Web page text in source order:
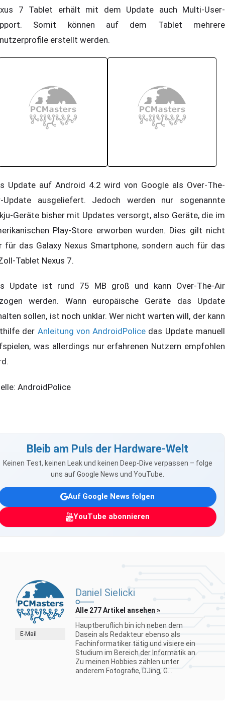
7 Tablet erhält mit dem Update auch Multi-User-
Somit können auf dem Tablet mehrere
erstellt werden.
Update auf Android 4.2 wird von Google als Over-The-
Update ausgeliefert. Jedoch werden nur sogenannte
Geräte bisher mit Updates versorgt, also Geräte, die im
Play-Store erworben wurden. Dies gilt nicht
für das Galaxy Nexus Smartphone, sondern auch für das
Tablet Nexus 7.
Update ist rund 75 MB groß und kann Over-The-Air
werden. Wann europäische Geräte das Update
sollen, ist noch unklar. Wer nicht warten will, der kann
der Anleitung von AndroidPolice das Update manuell
was allerdings nur erfahrenen Nutzern empfohlen
AndroidPolice
Bleib am Puls der Hardware-Welt
Keinen Test, keinen Leak und keinen Deep-Dive verpassen – folge
uns auf Google News und YouTube.
Auf Google News folgen
YouTube abonnieren
E-Mail
Daniel Sielicki
Alle 277 Artikel ansehen »
Hauptberuflich bin ich neben dem
Dasein als Redakteur ebenso als
Fachinformatiker tätig und visiere ein
Studium im Bereich der Informatik an.
Zu meinen Hobbies zählen unter
anderem Fotografie, DJing, G...